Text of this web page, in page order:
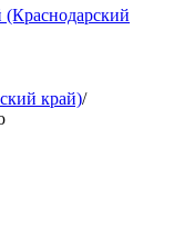
(Краснодарский
край)/